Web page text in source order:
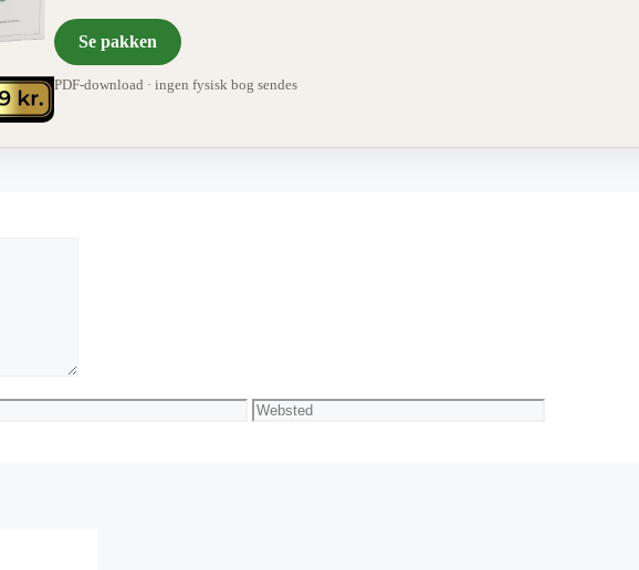
Se pakken
PDF-download · ingen fysisk bog sendes
Websted